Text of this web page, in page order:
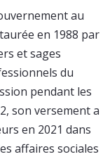
au
en 1988 par
et sages
du
pendant les
son versement a
en 2021 dans
affaires sociales